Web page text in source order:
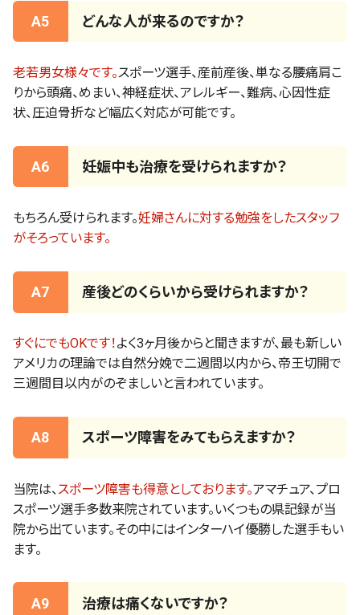
A5 どんな人が来るのですか？
老若男女様々です。スポーツ選手、産前産後、単なる腰痛肩こ
りから頭痛、めまい、神経症状、アレルギー、難病、心因性症
状、圧迫骨折など幅広く対応が可能です。
A6 妊娠中も治療を受けられますか？
もちろん受けられます。妊婦さんに対する勉強をしたスタッフ
がそろっています。
A7 産後どのくらいから受けられますか？
すぐにでもOKです！よく3ヶ月後からと聞きますが、最も新しい
アメリカの理論では自然分娩で二週間以内から、帝王切開で
三週間目以内がのぞましいと言われています。
A8 スポーツ障害をみてもらえますか？
当院は、 スポーツ障害も得意としております。アマチュア、プロ
スポーツ選手多数来院されています。いくつもの県記録が当
院から出ています。その中にはインターハイ優勝した選手もい
ます。
A9 治療は痛くないですか？